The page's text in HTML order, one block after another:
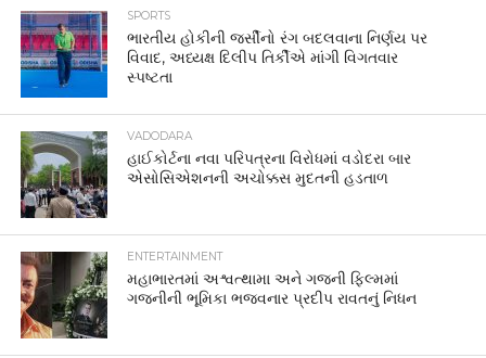
SPORTS
ભારતીય હોકીની જર્સીનો રંગ બદલવાના નિર્ણય પર
વિવાદ, અધ્યક્ષ દિલીપ તિર્કીએ માંગી વિગતવાર
સ્પષ્ટતા
VADODARA
હાઈકોર્ટના નવા પરિપત્રના વિરોધમાં વડોદરા બાર
એસોસિએશનની અચોક્કસ મુદતની હડતાળ
ENTERTAINMENT
મહાભારતમાં અશ્વત્થામા અને ગજની ફિલ્મમાં
ગજનીની ભૂમિકા ભજવનાર પ્રદીપ રાવતનું નિધન